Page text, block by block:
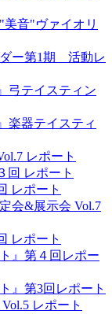
音"ヴァイオリ
ー第1期 活動レ
弓テイスティン
楽器テイスティ
レポート
回 レポート
レポート
会&展示会 Vol.7
レポート
』第４回レポー
』第3回レポート
レポート